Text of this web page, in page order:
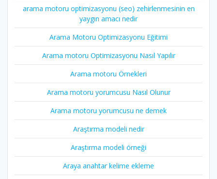
arama motoru optimizasyonu (seo) zehirlenmesinin en
yaygın amacı nedir
Arama Motoru Optimizasyonu Eğitimi
Arama motoru Optimizasyonu Nasıl Yapılır
Arama motoru Örnekleri
Arama motoru yorumcusu Nasıl Olunur
Arama motoru yorumcusu ne demek
Araştırma modeli nedir
Araştırma modeli örneği
Araya anahtar kelime ekleme